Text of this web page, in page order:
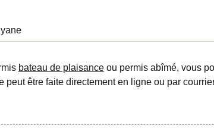
bateau de plaisanceou permis abîmé, vous
peut être faite directement en ligne ou par